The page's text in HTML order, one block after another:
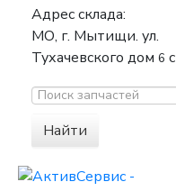
Адрес склада:
МО, г. Мытищи. ул.
Тухачевского дом 6
Найти